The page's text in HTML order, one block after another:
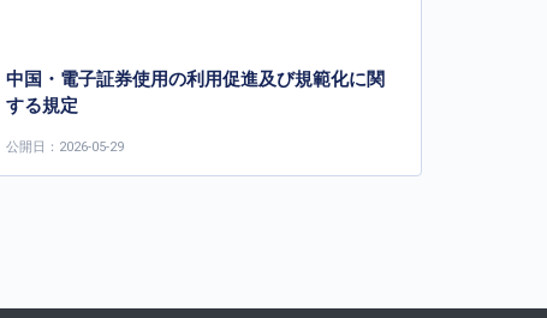
中国・電子証券使用の利用促進及び規範化に関
する規定
公開日：2026-05-29